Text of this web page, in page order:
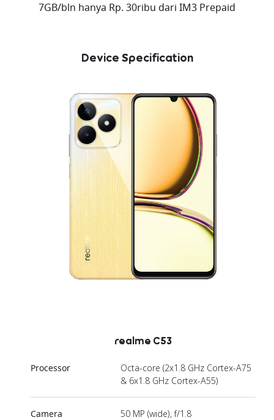
7GB/bln hanya Rp. 30ribu dari IM3 Prepaid
Device Specification
realme C53
Processor
Octa-core (2x1.8 GHz Cortex-A75
& 6x1.8 GHz Cortex-A55)
Camera
50 MP (wide), f/1.8